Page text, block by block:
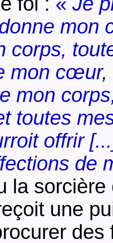
mon
corps,
mon cœur,
mon
toutes
offrir
de
la
une